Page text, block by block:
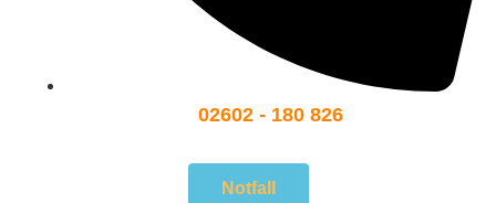
02602 - 180 826
Notfall